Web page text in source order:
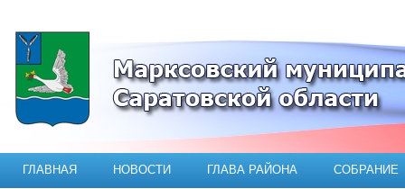
Официальный сайт Марксовского
ГЛАВНАЯ НОВОСТИ ГЛАВА РАЙОНА СОБРАНИЕ